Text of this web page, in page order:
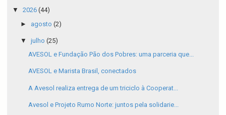
▼ 2026 (44)
► agosto (2)
▼ julho (25)
AVESOL e Fundação Pão dos Pobres: uma parceria que...
AVESOL e Marista Brasil, conectados
A Avesol realiza entrega de um triciclo à Cooperat...
Avesol e Projeto Rumo Norte: juntos pela solidarie...